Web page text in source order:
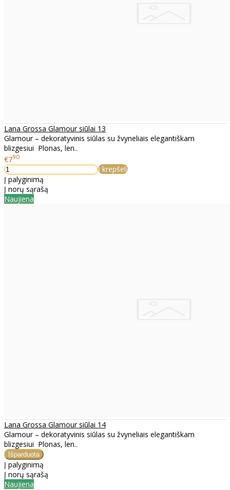
Lana Grossa Glamour siūlai 13
Glamour – dekoratyvinis siūlas su žvyneliais elegantiškam
blizgesiui Plonas, len..
€790
Į krepšelį
Į palyginimą
Į norų sąrašą
Naujiena
Lana Grossa Glamour siūlai 14
Glamour – dekoratyvinis siūlas su žvyneliais elegantiškam
blizgesiui Plonas, len..
Į palyginimą
Į norų sąrašą
Naujiena